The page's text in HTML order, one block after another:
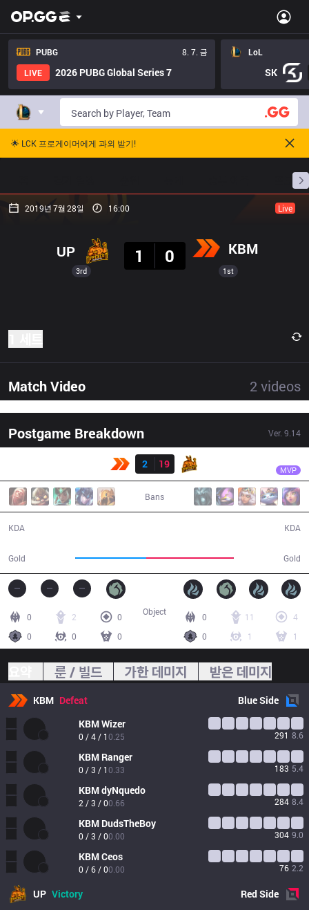
PUBG
8. 7. 금
LIVE
2026 PUBG Global Series 7
LoL
SK
🌟 LCK 프로게이머에게 과외 받기!
프로빌
2019년 7월 28일 16:00 Live
3rd
UP
1
0 KBM
1st
Match Video 2 videos
Postgame Breakdown Ver. 9.14
2
19 MVP
Bans
KDA
Gold Gold
KDA
0 2
0
0
0 0
0 11
4
0
1 1
Object
룬 / 빌드 가한 데미지 받은 데미지
KBM Defeat BlueSide
KBMWizer
0 / 4 / 10.25 291 8.6
KBM Ranger
0 / 3 / 10.33 183 5.4
KBMdyNquedo
2 / 3 / 00.66 284 8.4
KBM DudsTheBoy
0 / 3 / 00.00 304 9.0
KBMCeos
0 / 6 / 00.00 76 2.2
UP Victory RedSide